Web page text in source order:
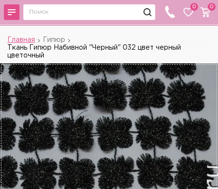
0 0
Главная
Гипюр
Ткань Гипюр Набивной "Черный" 032 цвет черный
цветочный